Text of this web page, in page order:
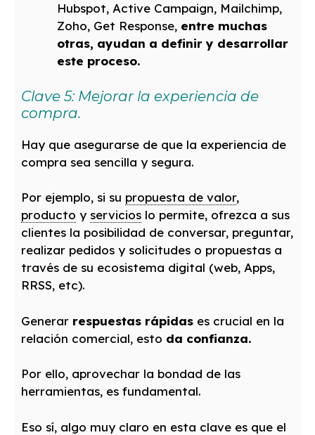
Hubspot, Active Campaign, Mailchimp,
Zoho, Get Response, entre muchas
otras, ayudan a definir y desarrollar
este proceso.
Clave 5: Mejorar la experiencia de
compra.
Hay que asegurarse de que la experiencia de
compra sea sencilla y segura.
Por ejemplo, si su propuesta de valor,
producto y servicios lo permite, ofrezca a sus
clientes la posibilidad de conversar, preguntar,
realizar pedidos y solicitudes o propuestas a
través de su ecosistema digital (web, Apps,
RRSS, etc).
Generar respuestas rápidas es crucial en la
relación comercial, esto da confianza.
Por ello, aprovechar la bondad de las
herramientas, es fundamental.
Eso sí, algo muy claro en esta clave es que el